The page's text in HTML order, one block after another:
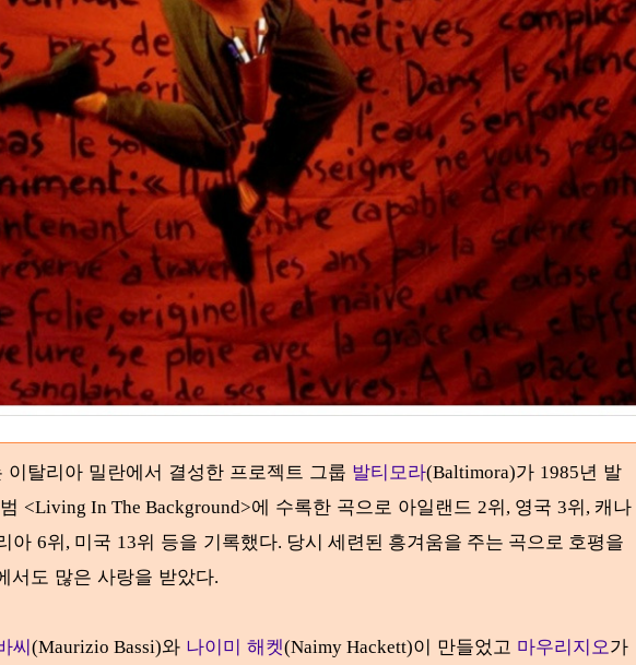
이탈리아 밀란에서 결성한 프로젝트 그룹 발티모라(Baltimora)가 1985년 발
<Living In The Background>에 수록한 곡으로 아일랜드 2위, 영국 3위, 캐나
아 6위, 미국 13위 등을 기록했다. 당시 세련된 흥겨움을 주는 곡으로 호평을
서도 많은 사랑을 받았다.
씨(Maurizio Bassi)와 나이미 해켓(Naimy Hackett)이 만들었고 마우리지오가